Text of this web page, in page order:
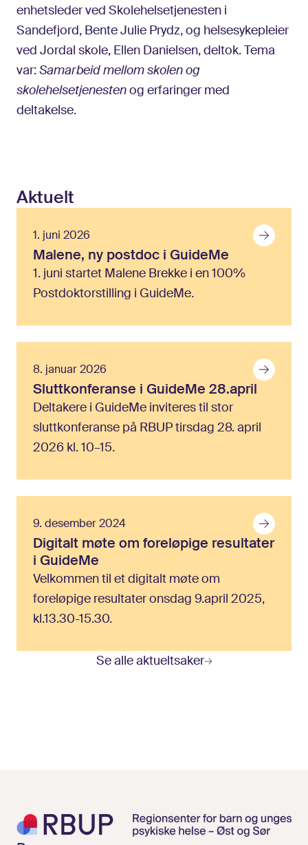
enhetsleder ved Skolehelsetjenesten i
Sandefjord, Bente Julie Prydz, og helsesykepleier
ved Jordal skole, Ellen Danielsen, deltok. Tema
var:Samarbeid mellom skolen og
skolehelsetjenestenog erfaringer med
deltakelse.
Aktuelt
1. juni 2026
Malene, ny postdoc i GuideMe
1. juni startet Malene Brekke i en 100%
Postdoktorstilling i GuideMe.
8. januar 2026
Sluttkonferanse i GuideMe 28.april
Deltakere i GuideMe inviteres til stor
sluttkonferanse på RBUP tirsdag 28. april
2026 kl. 10–15.
9. desember 2024
Digitalt møte om foreløpige resultater
i GuideMe
Velkommen til et digitalt møte om
foreløpige resultater onsdag 9.april 2025,
kl.13.30-15.30.
Se alle aktueltsaker